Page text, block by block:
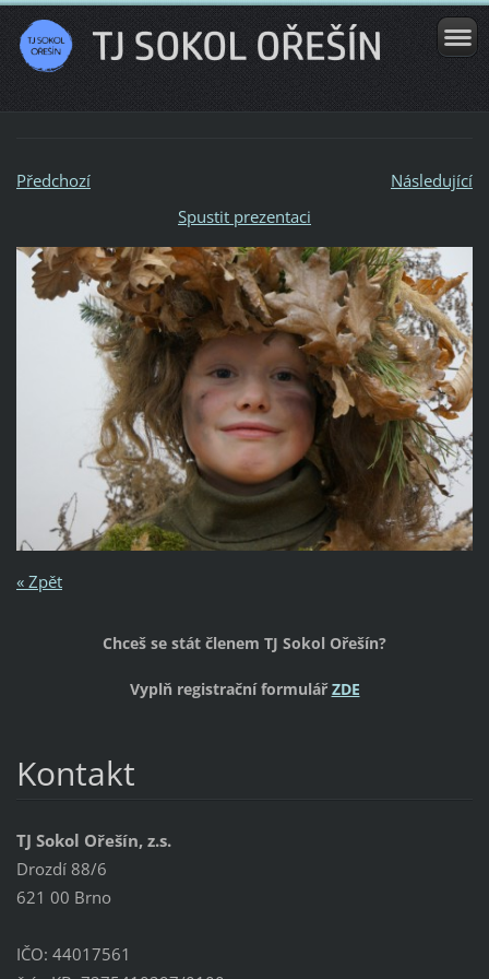
Předchozí
Následující
Spustit prezentaci
« Zpět
Chceš se stát členem TJ Sokol Ořešín?
Vyplň registrační formulářZDE
Kontakt
TJ Sokol Ořešín, z.s.
Drozdí 88/6
621 00 Brno
IČO: 44017561